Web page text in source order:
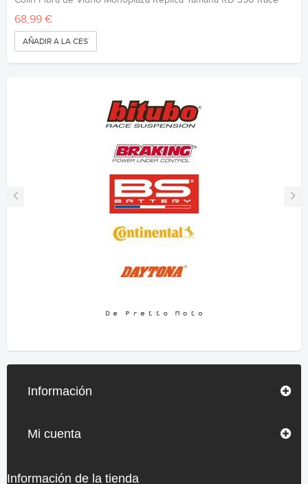
68,99 €
AÑADIR A LA CESTA
Información
Mi cuenta
Información de la tienda